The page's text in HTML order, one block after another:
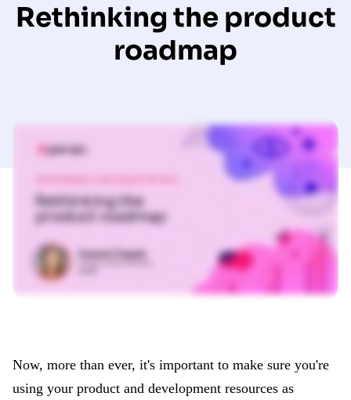
Rethinking the product
roadmap
Now, more than ever, it's important to make sure you're
using your product and development resources as